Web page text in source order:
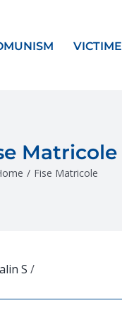
VICTIME
Matricole
/ Fise Matricole
S /